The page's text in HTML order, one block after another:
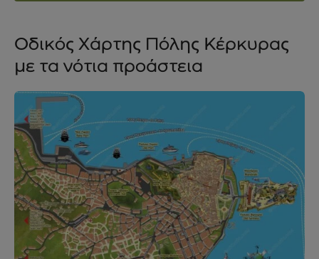
Οδικός Χάρτης Πόλης Κέρκυρας
με τα νότια προάστεια